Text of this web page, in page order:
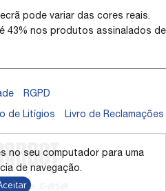
no seu computador para uma
de navegação.
pode variar das cores reais.
43% nos produtos assinalados de
RGPD
de Litígios Livro de Reclamações